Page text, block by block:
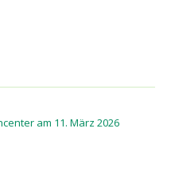
am 11. März 2026